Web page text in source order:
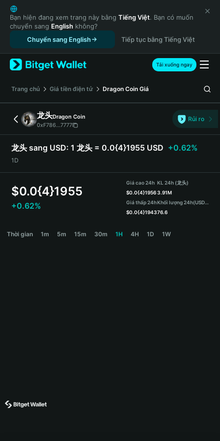
English
日本語
Tiếng Việt
Русский
Español (Latinoamérica)
Türkçe
Français
Deutsch
简体中文
繁體中文
Português (Portugal)
Bahasa Indonesia
ภาษาไทย
हिन्दी
Español
Português (Brasil)
Bạn hiện đang xem trang này bằng Tiếng Việt. Bạn có muốn
chuyển sang English không?
Chuyển sang English
Tiếp tục bằng Tiếng Việt
Tải xuống ngay
‌Trang chủ Giá tiền điện tử Dragon Coin Giá
龙头Dragon Coin
0xF786...7777
Rủi ro
龙头 sang USD: 1 龙头 = 0.0{4}1955 USD +0.62%
1D
$0.0{4}1955
+0.62%
Giá cao 24h
$0.0{4}1956
Giá thấp 24h
$0.0{4}1943
KL 24h (龙头)
3.91M
Khối lượng 24h(USDT)
76.6
Thời gian 1m 5m 15m 30m 1H 4H 1D 1W